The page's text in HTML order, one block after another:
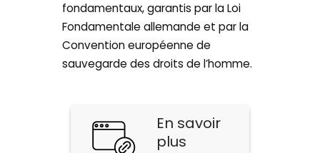
fondamentaux, garantis par la Loi
Fondamentale allemande et par la
Convention européenne de
sauvegarde des droits de l’homme.
En savoir
plus